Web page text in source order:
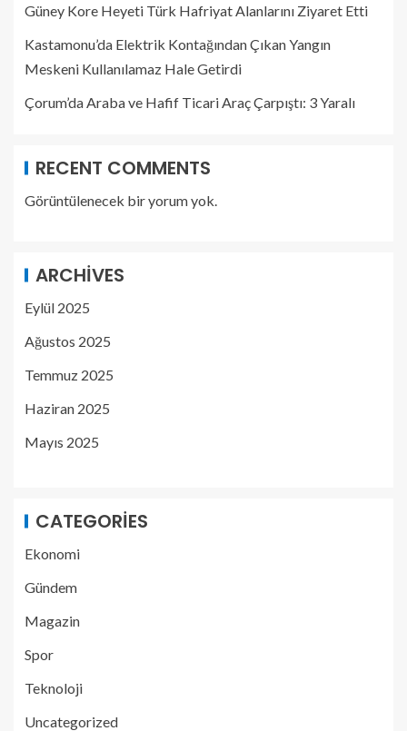
Güney Kore Heyeti Türk Hafriyat Alanlarını Ziyaret Etti
Kastamonu’da Elektrik Kontağından Çıkan Yangın
Meskeni Kullanılamaz Hale Getirdi
Çorum’da Araba ve Hafif Ticari Araç Çarpıştı: 3 Yaralı
RECENT COMMENTS
Görüntülenecek bir yorum yok.
ARCHIVES
Eylül 2025
Ağustos 2025
Temmuz 2025
Haziran 2025
Mayıs 2025
CATEGORIES
Ekonomi
Gündem
Magazin
Spor
Teknoloji
Uncategorized